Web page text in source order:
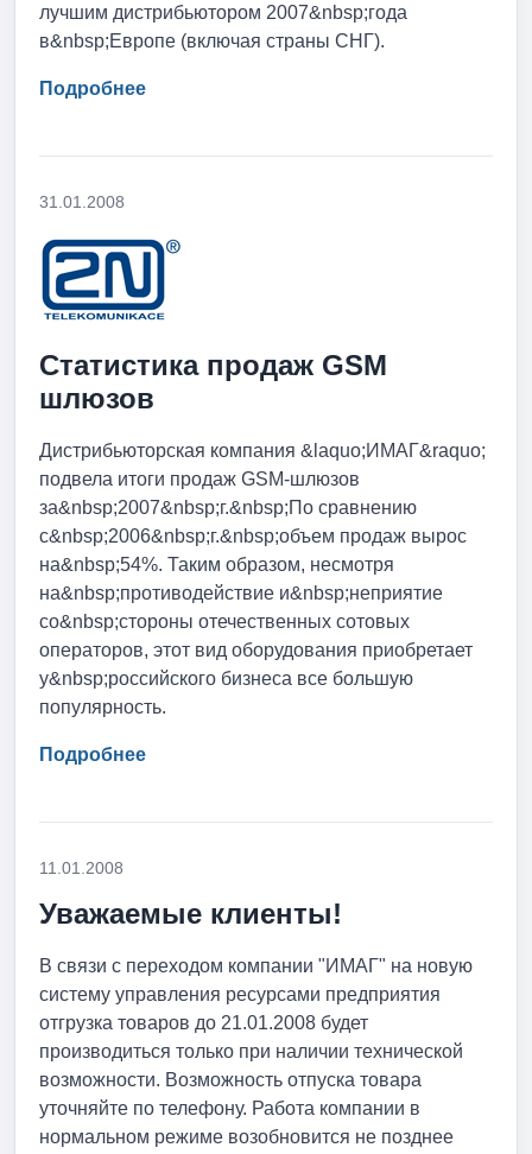
лучшим дистрибьютором 2007&nbsp;года
в&nbsp;Европе (включая страны СНГ).
Подробнее
31.01.2008
Статистика продаж GSM
шлюзов
Дистрибьюторская компания &laquo;ИМАГ&raquo;
подвела итоги продаж GSM-шлюзов
за&nbsp;2007&nbsp;г.&nbsp;По сравнению
с&nbsp;2006&nbsp;г.&nbsp;объем продаж вырос
на&nbsp;54%. Таким образом, несмотря
на&nbsp;противодействие и&nbsp;неприятие
со&nbsp;стороны отечественных сотовых
операторов, этот вид оборудования приобретает
у&nbsp;российского бизнеса все большую
популярность.
Подробнее
11.01.2008
Уважаемые клиенты!
В связи с переходом компании "ИМАГ" на новую
систему управления ресурсами предприятия
отгрузка товаров до 21.01.2008 будет
производиться только при наличии технической
возможности. Возможность отпуска товара
уточняйте по телефону. Работа компании в
нормальном режиме возобновится не позднее